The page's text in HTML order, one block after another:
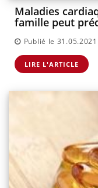
Maladies
famille peut
Publié le 31.05.2021
LIRE L'ARTICLE